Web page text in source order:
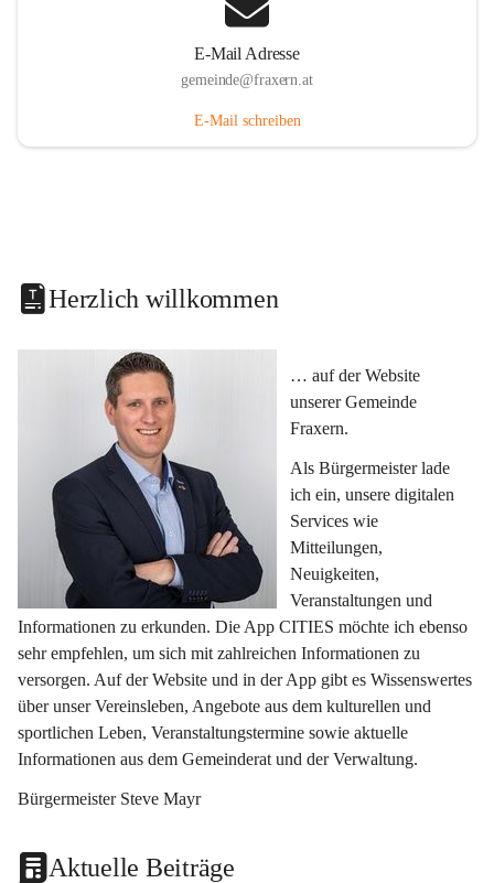
E-Mail Adresse
gemeinde@fraxern.at
E-Mail schreiben
Herzlich willkommen
… auf der Website
unserer Gemeinde
Fraxern.
Als Bürgermeister lade
ich ein, unsere digitalen
Services wie
Mitteilungen,
Neuigkeiten,
Veranstaltungen und
Informationen zu erkunden. Die App CITIES möchte ich ebenso
sehr empfehlen, um sich mit zahlreichen Informationen zu
versorgen. Auf der Website und in der App gibt es Wissenswertes
über unser Vereinsleben, Angebote aus dem kulturellen und
sportlichen Leben, Veranstaltungstermine sowie aktuelle
Informationen aus dem Gemeinderat und der Verwaltung.
Bürgermeister Steve Mayr
Aktuelle Beiträge